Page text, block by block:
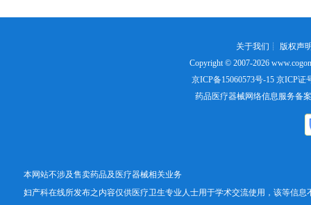
关于我们 ┊ 版权声
Copyright © 2007-2026
京ICP备15060573号-15京ICP证
药品医疗器械网络信息服务备
本网站不涉及售卖药品及医疗器械相关业务
妇产科在线所发布之内容仅供医疗卫生专业人士用于学术交流使用，该等信息